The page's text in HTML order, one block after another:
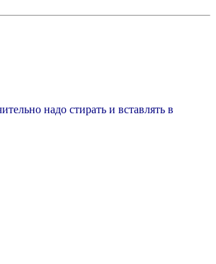
надо стирать и вставлять в